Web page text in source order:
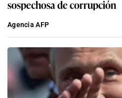
sospechosa de corrupción
Agencia AFP